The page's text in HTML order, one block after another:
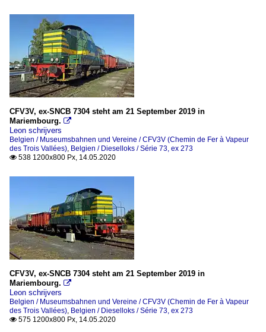
CFV3V, ex-SNCB 7304 steht am 21 September 2019 in
Mariembourg. 
Leon schrijvers
Belgien / Museumsbahnen und Vereine / CFV3V (Chemin de Fer à Vapeur
des Trois Vallées), Belgien / Dieselloks / Série 73, ex 273
 538 1200x800 Px, 14.05.2020
CFV3V, ex-SNCB 7304 steht am 21 September 2019 in
Mariembourg. 
Leon schrijvers
Belgien / Museumsbahnen und Vereine / CFV3V (Chemin de Fer à Vapeur
des Trois Vallées), Belgien / Dieselloks / Série 73, ex 273
 575 1200x800 Px, 14.05.2020